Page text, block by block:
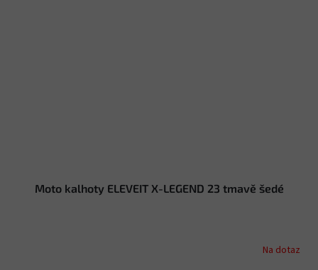
Moto kalhoty ELEVEIT X-LEGEND 23 tmavě šedé
Na dotaz